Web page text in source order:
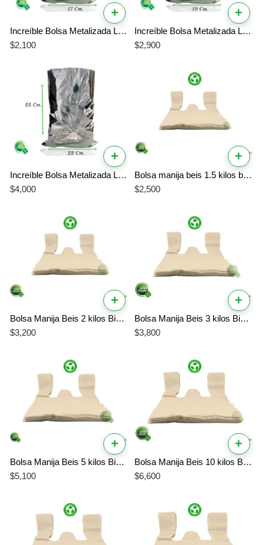
+
Increíble Bolsa Metalizada L-17 – La Mejor Bolsa para Porciones Pequeñas
$2,100
+
Increíble Bolsa Metalizada L-19 – La Mejor Bolsa con Barrera de Protección
$2,900
+
Increíble Bolsa Metalizada L-23 – La Mejor Bolsa Térmica para Conservación
$4,000
+
Bolsa manija beis 1.5 kilos biodegradable
$2,500
+
Bolsa Manija Beis 2 kilos Biodegradable
$3,200
+
Bolsa Manija Beis 3 kilos Biodegradable
$3,800
+
Bolsa Manija Beis 5 kilos Biodegradable
$5,100
+
Bolsa Manija Beis 10 kilos Biodegradable
$6,600